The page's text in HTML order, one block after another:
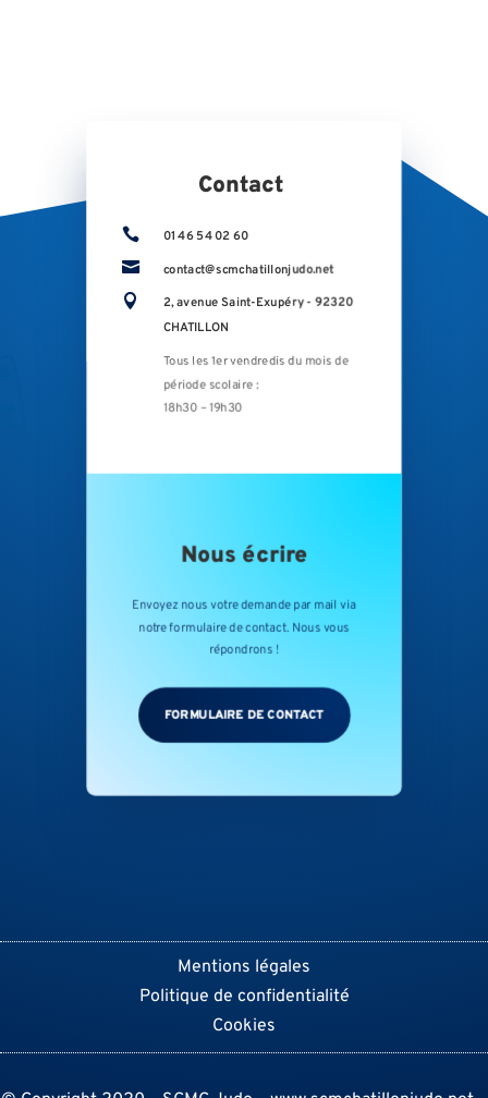
Contact
 01 46 54 02 60
 contact@scmchatillonjudo.net

2, avenue Saint-Exupéry - 92320
CHATILLON
Tous les 1er vendredis du mois de
période scolaire :
18h30 – 19h30
Nous écrire
Envoyez nous votre demande par mail via
notre formulaire de contact. Nous vous
répondrons !
FORMULAIRE DE CONTACT
Mentions légales
Politique de confidentialité
Cookies